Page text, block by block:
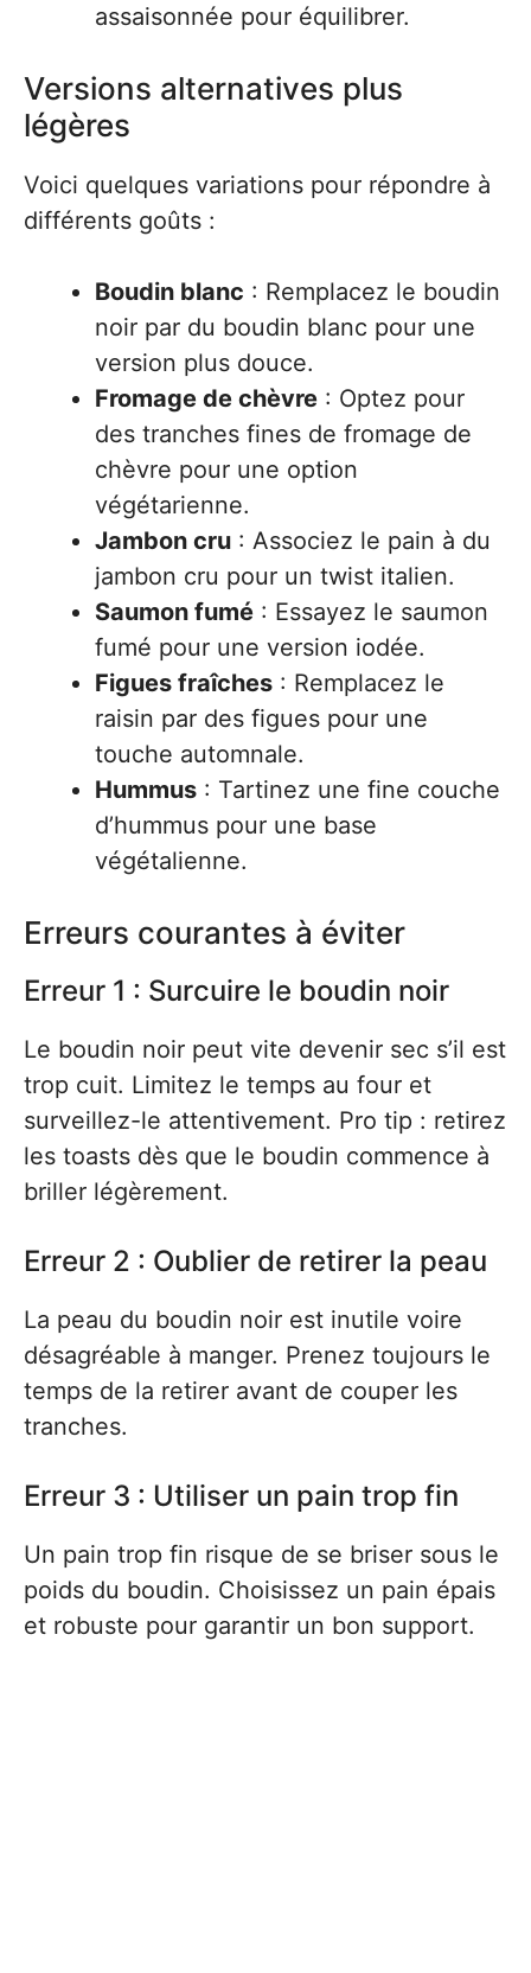
assaisonnée pour équilibrer.
Versions alternatives plus
légères
Voici quelques variations pour répondre à
différents goûts :
Boudin blanc : Remplacez le boudin
noir par du boudin blanc pour une
version plus douce.
Fromage de chèvre : Optez pour
des tranches fines de fromage de
chèvre pour une option
végétarienne.
Jambon cru : Associez le pain à du
jambon cru pour un twist italien.
Saumon fumé : Essayez le saumon
fumé pour une version iodée.
Figues fraîches : Remplacez le
raisin par des figues pour une
touche automnale.
Hummus : Tartinez une fine couche
d’hummus pour une base
végétalienne.
Erreurs courantes à éviter
Erreur 1 : Surcuire le boudin noir
Le boudin noir peut vite devenir sec s’il est
trop cuit. Limitez le temps au four et
surveillez-le attentivement. Pro tip : retirez
les toasts dès que le boudin commence à
briller légèrement.
Erreur 2 : Oublier de retirer la peau
La peau du boudin noir est inutile voire
désagréable à manger. Prenez toujours le
temps de la retirer avant de couper les
tranches.
Erreur 3 : Utiliser un pain trop fin
Un pain trop fin risque de se briser sous le
poids du boudin. Choisissez un pain épais
et robuste pour garantir un bon support.